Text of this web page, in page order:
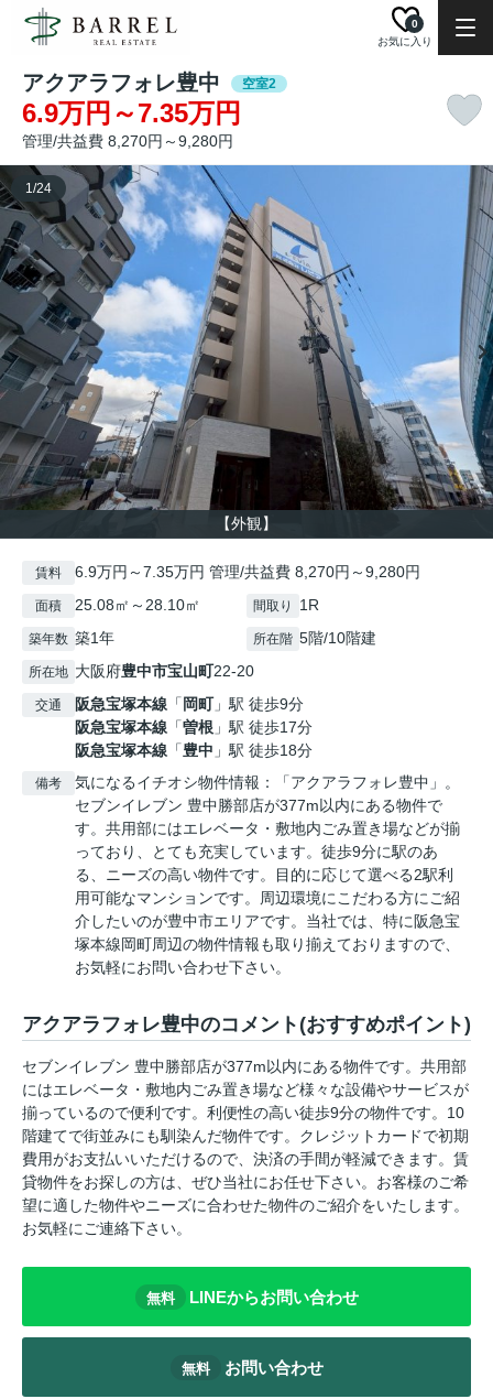
お気に入り
0
アクアラフォレ豊中 空室2
6.9万円～7.35万円
管理/共益費 8,270円～9,280円
【外観】
1/24
賃料 6.9万円～7.35万円 管理/共益費 8,270円～9,280円
面積 25.08㎡～28.10㎡ 間取り 1R
築年数 築1年 所在階 5階/10階建
所在地 大阪府豊中市宝山町22-20
交通 阪急宝塚本線 「 岡町」駅 徒歩9分
阪急宝塚本線 「曽根 」駅 徒歩17分
阪急宝塚本線 「豊中 」駅 徒歩18分
備考
気になるイチオシ物件情報：「アクアラフォレ豊中」。
セブンイレブン 豊中勝部店が377m以内にある物件で
す。共用部にはエレベータ・敷地内ごみ置き場などが揃
っており、とても充実しています。徒歩9分に駅のあ
る、ニーズの高い物件です。目的に応じて選べる2駅利
用可能なマンションです。周辺環境にこだわる方にご紹
介したいのが豊中市エリアです。当社では、特に阪急宝
塚本線岡町周辺の物件情報も取り揃えておりますので、
お気軽にお問い合わせ下さい。
アクアラフォレ豊中のコメント(おすすめポイント)
セブンイレブン 豊中勝部店が377m以内にある物件です。共用部
にはエレベータ・敷地内ごみ置き場など様々な設備やサービスが
揃っているので便利です。利便性の高い徒歩9分の物件です。10
階建てで街並みにも馴染んだ物件です。クレジットカードで初期
費用がお支払いいただけるので、決済の手間が軽減できます。賃
貸物件をお探しの方は、ぜひ当社にお任せ下さい。お客様のご希
望に適した物件やニーズに合わせた物件のご紹介をいたします。
お気軽にご連絡下さい。
無料 LINEからお問い合わせ
無料 お問い合わせ